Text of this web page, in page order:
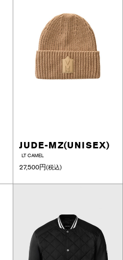
JUDE-MZ(UNISEX)
LT CAMEL
27,500円(税込)